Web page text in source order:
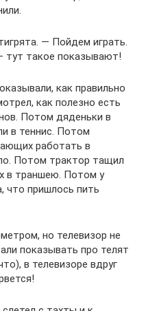
— Пойдем играть.
тут такое показывают!
как правильно
как полезно есть
Потом дяденьки в
в теннис. Потом
работать в
Потом трактор тащил
в траншею. Потом у
что пришлось пить
но телевизор не
показывать про телят
в телевизоре вдруг